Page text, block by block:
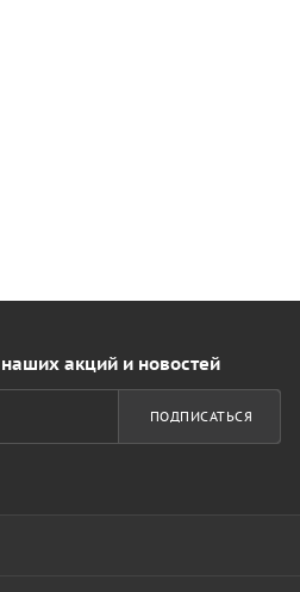
наших акций и новостей
ПОДПИСАТЬСЯ